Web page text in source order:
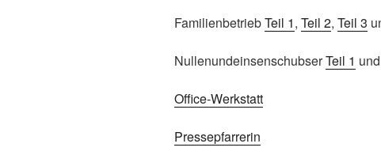
FamilienbetriebTeil 1, Teil 2, Teil 3
NullenundeinsenschubserTeil 1 und
Office-Werkstatt
Pressepfarrerin